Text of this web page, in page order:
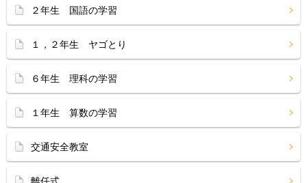
２年生 国語の学習
１，２年生 ヤゴとり
６年生 理科の学習
１年生 算数の学習
交通安全教室
離任式